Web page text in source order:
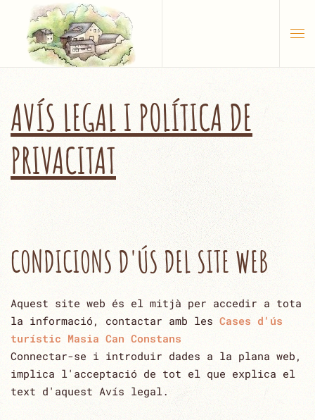
Skip to main content
AVÍS LEGAL I POLÍTICA DE
PRIVACITAT
CONDICIONS D'ÚS DEL SITE WEB
Aquest site web és el mitjà per accedir a tota
la informació, contactar amb les Cases d'ús
turístic Masia Can Constans
Connectar-se i introduir dades a la plana web,
implica l'acceptació de tot el que explica el
text d'aquest Avís ‎legal.‎